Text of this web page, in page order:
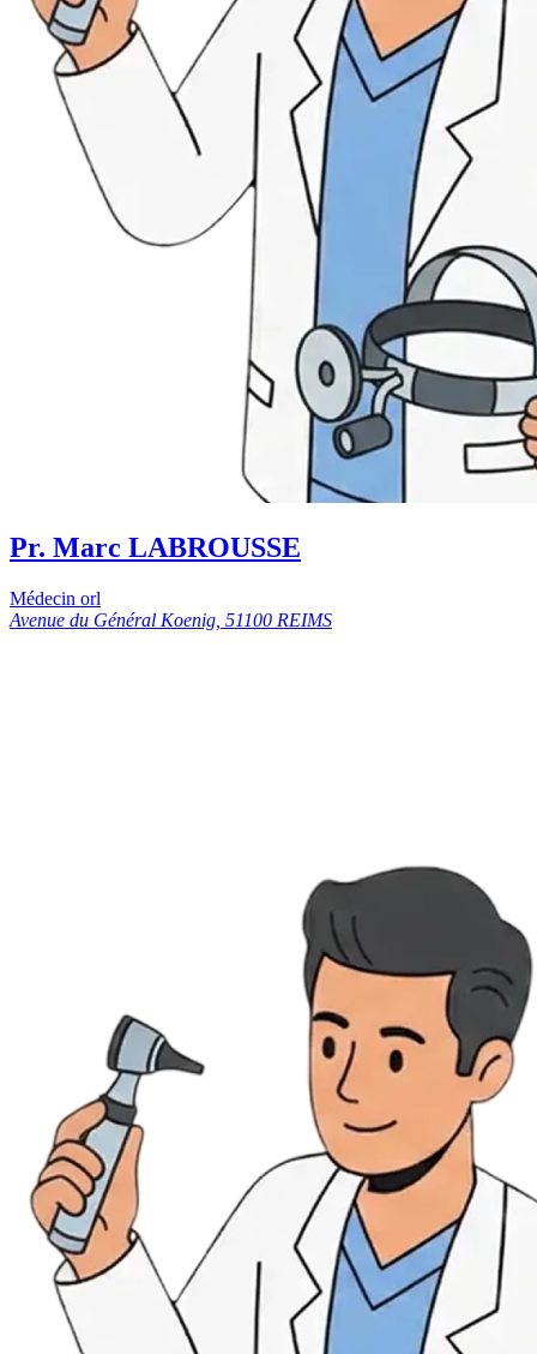
Pr. Marc LABROUSSE
Médecin orl
Avenue du Général Koenig, 51100 REIMS